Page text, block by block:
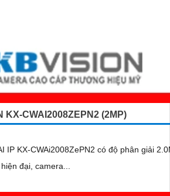
KX-CWAI2008ZEPN2 (2MP)
IP KX-CWAi2008ZePN2 có độ phân giải
đại, camera...